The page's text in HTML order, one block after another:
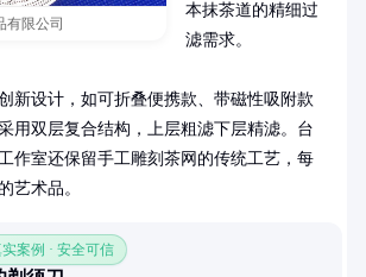
有限公司
本抹茶道的精细过
滤需求。
新设计，如可折叠便携款、带磁性吸附款
用双层复合结构，上层粗滤下层精滤。台
作室还保留手工雕刻茶网的传统工艺，每
艺术品。
案例 · 安全可信